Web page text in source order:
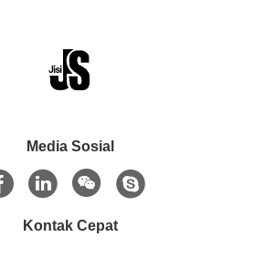
Media Sosial
Kontak Cepat